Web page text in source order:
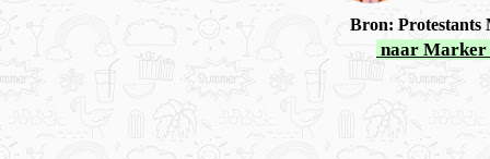
Bron: Protestants
naar Marker